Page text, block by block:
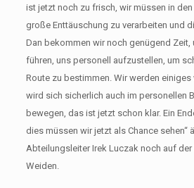
ist jetzt noch zu frisch, wir müssen in
große Enttäuschung zu verarbeiten und
Dan bekommen wir noch genügend Zeit,
führen, uns personell aufzustellen, um
Route zu bestimmen. Wir werden einiges
wird sich sicherlich auch im personellen
bewegen, das ist jetzt schon klar. Ein
dies müssen wir jetzt als Chance sehen“
Abteilungsleiter Irek Luczak noch auf der
Weiden.